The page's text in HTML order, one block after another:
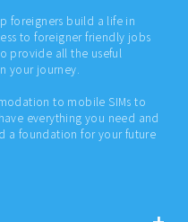
foreigners build a life in
to foreigner friendly jobs
provide all the useful
your journey.
to mobile SIMs to
everything you need and
a foundation for your future